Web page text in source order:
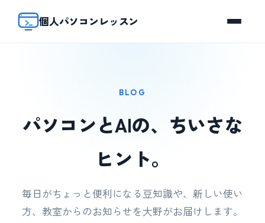
個人パソコンレッスン
BLOG
パソコンとAIの、ちいさな
ヒント。
毎日がちょっと便利になる豆知識や、新しい使い
方、教室からのお知らせを大野がお届けします。